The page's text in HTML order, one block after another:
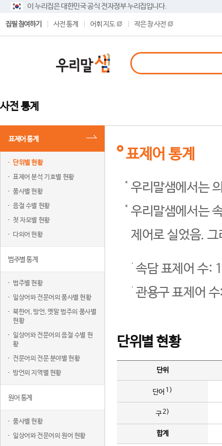
이 누리집은 대한민국 공식 전자정부 누리집입니다.
집필 참여하기 사전 통계 어휘 지도 작은 창 사전
사전 통계
표제어 통계
단위별 현황
표제어 분석 기호별 현황
품사별 현황
음절 수별 현황
첫 자모별 현황
다의어 현황
범주별 통계
범주별 현황
일상어와 전문어의 품사별 현황
북한어, 방언, 옛말 범주의 품사별
현황
일상어와 전문어의 음절 수별 현
황
전문어의 전문 분야별 현황
방언의 지역별 현황
원어 통계
품사별 현황
일상어와 전문어의 원어 현황
표제어 통계
우리말샘에서는
우리말샘에서는
제어로 실었음.
속담 표제어 수:
관용구 표제어
단위별 현황
단위
단어 1)
구2)
합계